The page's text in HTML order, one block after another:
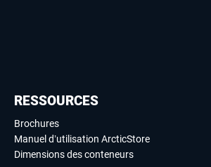
RESSOURCES
Brochures
Manuel d’utilisation ArcticStore
Dimensions des conteneurs